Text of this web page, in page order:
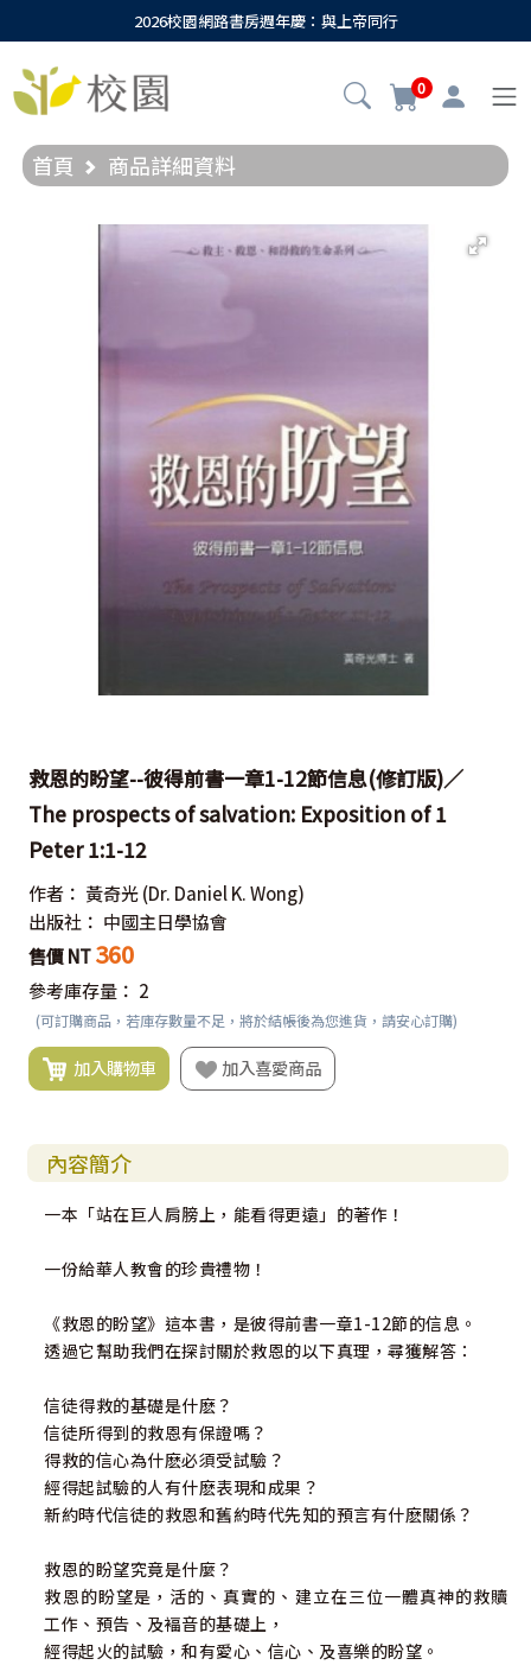
2026校園網路書房週年慶：與上帝同行
0
首頁 商品詳細資料
救恩的盼望--彼得前書一章1-12節信息(修訂版)／
The prospects of salvation: Exposition of 1
Peter 1:1-12
作者： 黃奇光 (Dr. Daniel K. Wong)
出版社： 中國主日學協會
售價 NT 360
參考庫存量： 2
(可訂購商品，若庫存數量不足，將於結帳後為您進貨，請安心訂購)
加入購物車 加入喜愛商品
內容簡介
一本「站在巨人肩膀上，能看得更遠」的著作！
一份給華人教會的珍貴禮物！
《救恩的盼望》這本書，是彼得前書一章1-12節的信息。
透過它幫助我們在探討關於救恩的以下真理，尋獲解答：
信徒得救的基礎是什麽？
信徒所得到的救恩有保證嗎？
得救的信心為什麽必須受試驗？
經得起試驗的人有什麽表現和成果？
新約時代信徒的救恩和舊約時代先知的預言有什麽關係？
救恩的盼望究竟是什麼？
救恩的盼望是，活的、真實的、建立在三位一體真神的救贖
工作、預告、及褔音的基礎上，
經得起火的試驗，和有愛心、信心、及喜樂的盼望。